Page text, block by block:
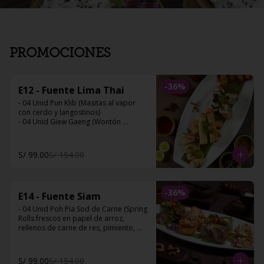
PROMOCIONES
-36%
E12 - Fuente Lima Thai
- 04 Unid Pun Klib (Masitas al vapor
con cerdo y langostinos)
- 04 Unid Giew Gaeng (Wontón
- 04 Unid Poh Pia Thot (Spring Rolls
crocantes rellenos de cerdo y
arroz, rellenos de langostinos, fideo
de arroz, zanahoria y cilantro)
S/ 99.00S/ 154.00
-36%
E14 - Fuente Siam
- 04 Unid Poh Pia Sod de Carne (Spring
Rolls frescos en papel de arroz,
rellenos de carne de res, pimiento,
empanizados al panko y coco)
S/ 99.00S/ 154.00